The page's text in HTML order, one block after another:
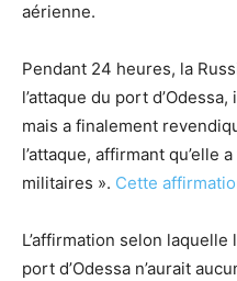
aérienne.
Pendant 24 heures, la
l’attaque du port
mais a finalement
l’attaque, affirmant qu’elle
militaires ». Cette
L’affirmation selon
port d’Odessa n’aurait